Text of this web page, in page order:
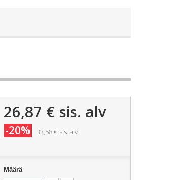
26,87 € sis. alv
-20% 33,58 €sis. alv
Määrä